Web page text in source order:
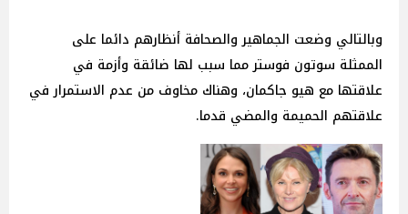
وبالتالي وضعت الجماهير والصحافة أنظارهم دائما على
الممثلة سوتون فوستر مما سبب لها ضائقة وأزمة في
علاقتها مع هيو جاكمان، وهناك مخاوف من عدم الاستمرار في
علاقتهم الحميمة والمضي قدما.